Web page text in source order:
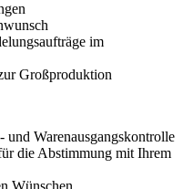
im
Großproduktion
und Warenausgangskontrolle
die Abstimmung mit Ihrem